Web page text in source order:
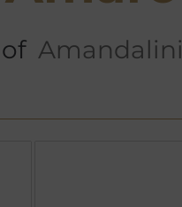
Amandalini